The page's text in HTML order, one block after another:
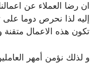
ان رضا العملاء عن
إليه لذا نحرص دوما على
تكون هذه الاعمال متقنة
و لذلك نؤمن أمهر